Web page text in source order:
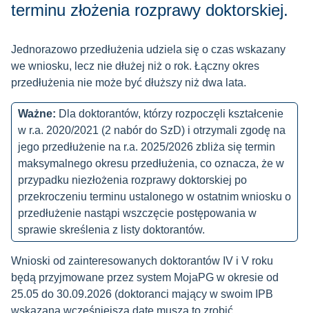
terminu złożenia rozprawy doktorskiej.
Jednorazowo przedłużenia udziela się o czas wskazany
we wniosku, lecz nie dłużej niż o rok. Łączny okres
przedłużenia nie może być dłuższy niż dwa lata.
Ważne: Dla doktorantów, którzy rozpoczęli kształcenie
w r.a. 2020/2021 (2 nabór do SzD) i otrzymali zgodę na
jego przedłużenie na r.a. 2025/2026 zbliża się termin
maksymalnego okresu przedłużenia, co oznacza, że w
przypadku niezłożenia rozprawy doktorskiej po
przekroczeniu terminu ustalonego w ostatnim wniosku o
przedłużenie nastąpi wszczęcie postępowania w
sprawie skreślenia z listy doktorantów.
Wnioski od zainteresowanych doktorantów IV i V roku
będą przyjmowane przez system MojaPG w okresie od
25.05 do 30.09.2026 (doktoranci mający w swoim IPB